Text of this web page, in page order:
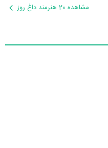
مشاهده 20 هنرمند داغ روز